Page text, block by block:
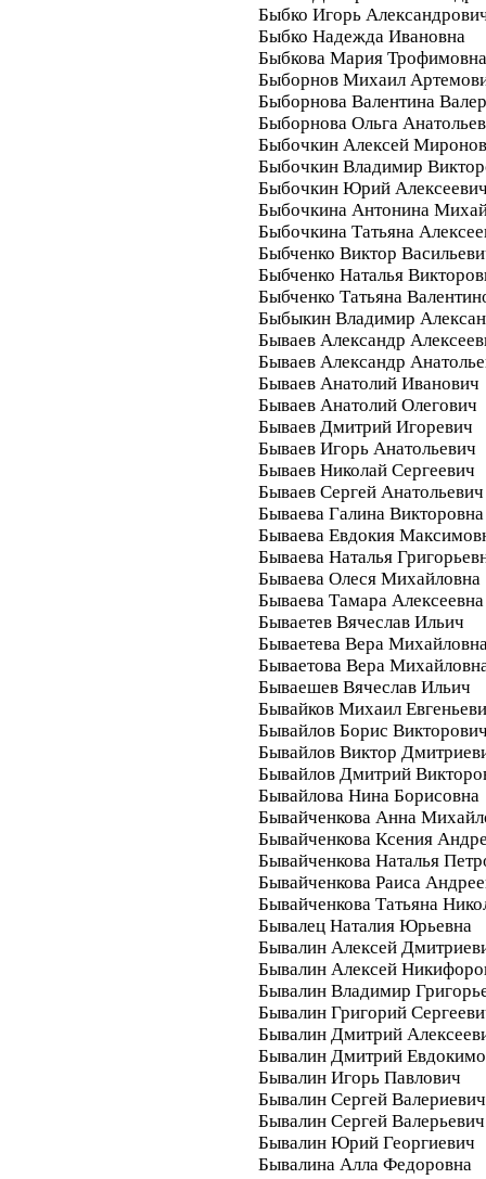
Быбко Игорь
Быбко Надежда Ивановна
Быбкова Мария Трофимовна
Быборнов Михаил
Быборнова Валентина
Быборнова Ольга
Быбочкин Алексей
Быбочкин Владимир
Быбочкин Юрий
Быбочкина Антонина
Быбочкина Татьяна
Быбченко Виктор
Быбченко Наталья
Быбченко Татьяна
Быбыкин Владимир
Бываев Александр
Бываев Александр
Бываев Анатолий Иванович
Бываев Анатолий Олегович
Бываев Дмитрий Игоревич
Бываев Игорь Анатольевич
Бываев Николай Сергеевич
Бываев Сергей Анатольевич
Бываева Галина Викторовна
Бываева Евдокия
Бываева Наталья
Бываева Олеся Михайловна
Бываева Тамара Алексеевна
Бываетев Вячеслав Ильич
Бываетева Вера
Бываетова Вера
Бываешев Вячеслав Ильич
Бывайков Михаил
Бывайлов Борис
Бывайлов Виктор
Бывайлов Дмитрий
Бывайлова Нина Борисовна
Бывайченкова Анна
Бывайченкова Ксения
Бывайченкова Наталья
Бывайченкова Раиса
Бывайченкова Татьяна
Бывалец Наталия Юрьевна
Бывалин Алексей
Бывалин Алексей
Бывалин Владимир
Бывалин Григорий
Бывалин Дмитрий
Бывалин Дмитрий
Бывалин Игорь Павлович
Бывалин Сергей Валериевич
Бывалин Сергей Валерьевич
Бывалин Юрий Георгиевич
Бывалина Алла Федоровна